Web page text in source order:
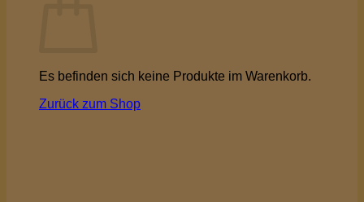
Es befinden sich keine Produkte im Warenkorb.
Zurück zum Shop